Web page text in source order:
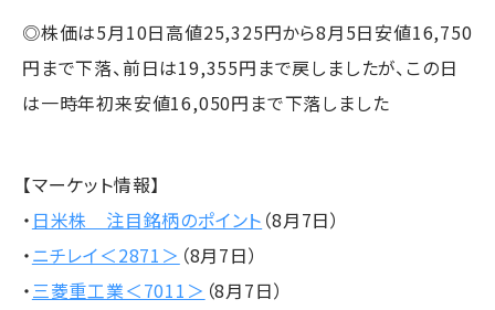
◎株価は5月10日高値25,325円から8月5日安値16,750
円まで下落、前日は19,355円まで戻しましたが、この日
は一時年初来安値16,050円まで下落しました
【マーケット情報】
・ 日米株 注目銘柄のポイント （8月7日）
・ニチレイ＜2871＞ （8月7日）
・ 三菱重工業＜7011＞ （8月7日）